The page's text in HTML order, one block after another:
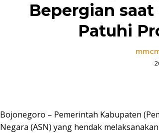
Bepergian saat
Patuhi
Bojonegoro – Pemerintah Kabupaten
Negara (ASN) yang hendak